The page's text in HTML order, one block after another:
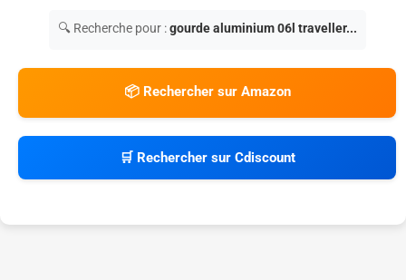
🔍 Recherche pour :gourde aluminium 06l traveller...
📦 Rechercher sur Amazon
🛒 Rechercher sur Cdiscount